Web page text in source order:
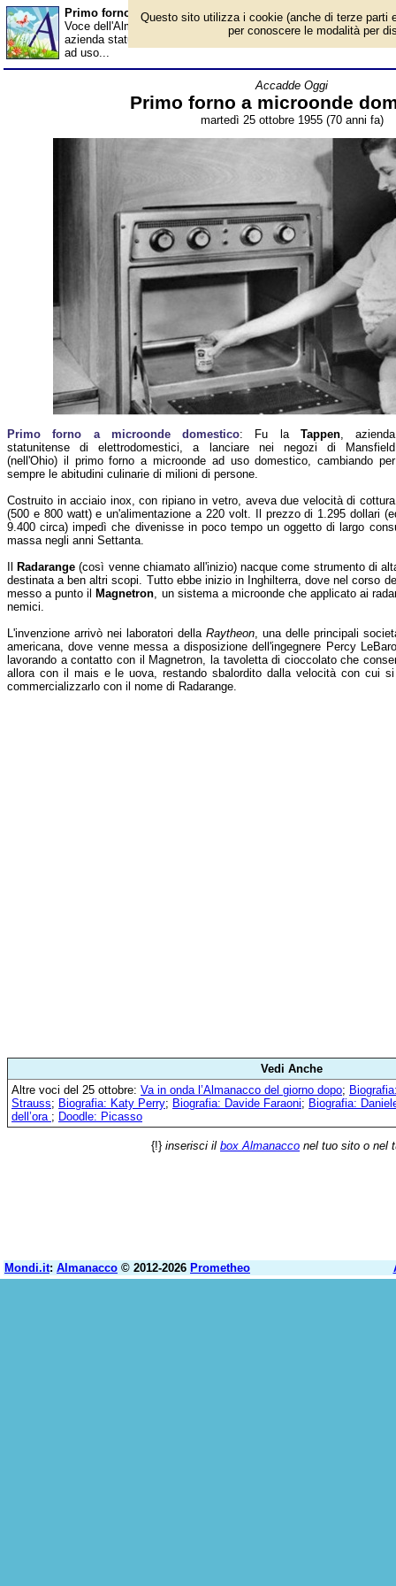
Primo forno a microonde domestico - Almanacco
Voce dell'Almanacco del 25 ottobre, per la rubrica 'Accadde
azienda statunitense di elettrodomestici, a lanciare nei negozi
ad uso...
Accadde Oggi
Primo forno a microonde
martedì 25 ottobre 1955 (70 anni fa)
Primo forno a microonde domestico: Fu la Tappen, azienda
statunitense di elettrodomestici, a lanciare nei negozi di Mansfield
(nell'Ohio) il primo forno a microonde ad uso domestico, cambiando per
sempre le abitudini culinarie di milioni di persone.
Costruito in acciaio inox, con ripiano in vetro, aveva due velocità di cottura
(500 e 800 watt) e un'alimentazione a 220 volt. Il prezzo di 1.295 dollari
9.400 circa) impedì che divenisse in poco tempo un oggetto di largo
massa negli anni Settanta.
Radarange (così venne chiamato all'inizio) nacque come strumento di
destinata a ben altri scopi. Tutto ebbe inizio in Inghilterra, dove nel corso
messo a punto il
Magnetron, un sistema a microonde che applicato ai
nemici.
L'invenzione arrivò nei laboratori della Raytheon, una delle principali
americana, dove venne messa a disposizione dell'ingegnere Percy
lavorando a contatto con il Magnetron, la tavoletta di cioccolato che
allora con il mais e le uova, restando sbalordito dalla velocità con cui
commercializzarlo con il nome di Radarange.
Vedi Anche
Altre voci del 25 ottobre: Va in onda l’Almanacco del giorno dopo;
Strauss; Biografia: Katy Perry; Biografia: Davide Faraoni; Biografia:
dell’ora ; Doodle: Picasso
{!} inserisci il box Almanacco nel tuo sito o nel
Mondi.it: Almanacco © 2012-2026 Prometheo
Questo sito utilizza i cookie (anche di terze parti
per conoscere le modalità per